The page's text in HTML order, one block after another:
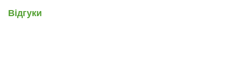
Відгуки